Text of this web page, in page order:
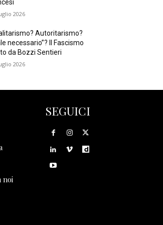
2026
Autoritarismo?
necessario”? Il Fascismo
da Bozzi Sentieri
2026
noi
SEGUICI